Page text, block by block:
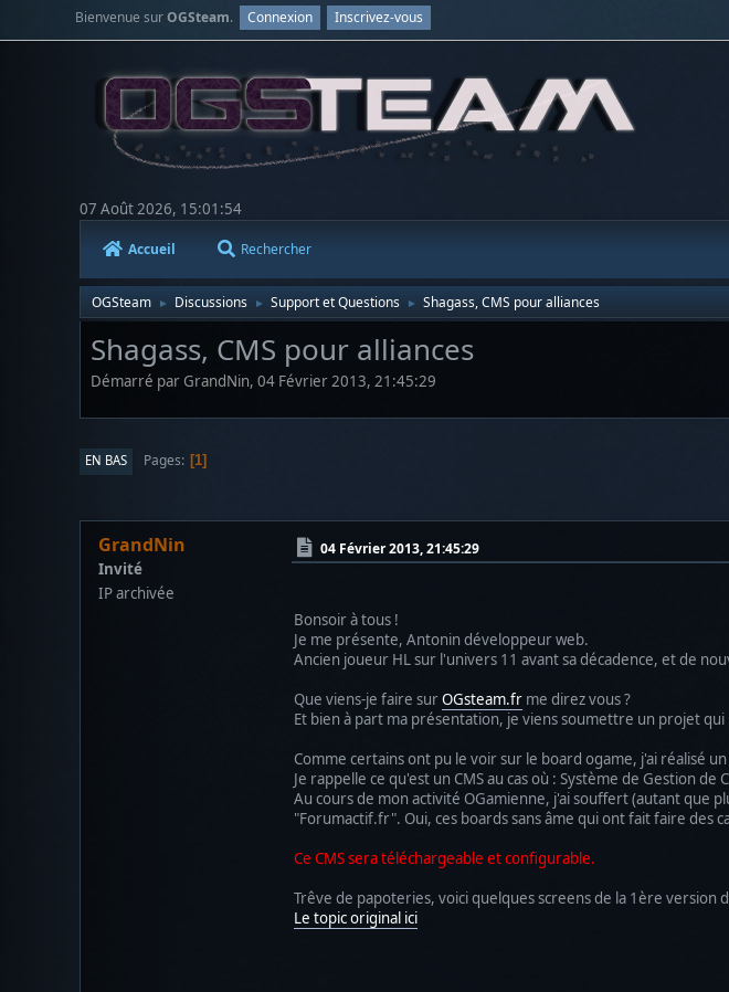
Bienvenue surOGSteam. Connexion Inscrivez-vous
07 Août 2026, 15:01:54
Accueil Rechercher
OGSteam ► Discussions ► Support et Questions ► Shagass, CMS pour alliances
Shagass, CMS pour alliances
Démarré par GrandNin, 04 Février 2013, 21:45:29
EN BAS Pages 1
GrandNin
Invité
IP archivée
04 Février 2013, 21:45:29
Bonsoir à tous !
Je me présente, Antonin développeur web.
Ancien joueur HL sur l'univers 11 avant sa décadence, et de
Que viens-je faire surOGsteam.fr me direz vous ?
Et bien à part ma présentation, je viens soumettre un projet qui
Comme certains ont pu le voir sur le board ogame, j'ai réalisé un
Je rappelle ce qu'est un CMS au cas où : Système de Gestion de
Au cours de mon activité OGamienne, j'ai souffert (autant que
"Forumactif.fr". Oui, ces boards sans âme qui ont fait faire des
Ce CMS sera téléchargeable et configurable.
Trêve de papoteries, voici quelques screens de la 1ère version
Le topic original ici